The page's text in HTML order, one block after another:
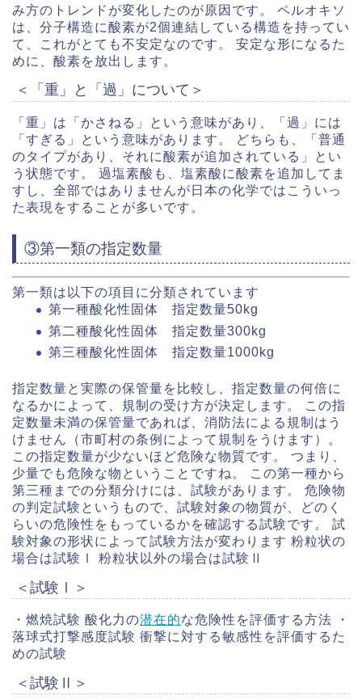
み方のトレンドが変化したのが原因です。 ペルオキソ
は、分子構造に酸素が2個連結している構造を持ってい
て、これがとても不安定なのです。 安定な形になるた
めに、酸素を放出します。
＜「重」と「過」について＞
「重」は「かさねる」という意味があり、「過」には
「すぎる」という意味があります。 どちらも、「普通
のタイプがあり、それに酸素が追加されている」とい
う状態です。 過塩素酸も、塩素酸に酸素を追加してま
すし、全部ではありませんが日本の化学ではこういっ
た表現をすることが多いです。
③第一類の指定数量
第一類は以下の項目に分類されています
第一種酸化性固体 指定数量50kg
第二種酸化性固体 指定数量300kg
第三種酸化性固体 指定数量1000kg
指定数量と実際の保管量を比較し、指定数量の何倍に
なるかによって、規制の受け方が決定します。 この指
定数量未満の保管量であれば、消防法による規制はう
けません（市町村の条例によって規制をうけます）。
この指定数量が少ないほど危険な物質です。 つまり、
少量でも危険な物ということですね。 この第一種から
第三種までの分類分けには、試験があります。 危険物
の判定試験というもので、試験対象の物質が、どのく
らいの危険性をもっているかを確認する試験です。 試
験対象の形状によって試験方法が変わります 粉粒状の
場合は試験Ⅰ 粉粒状以外の場合は試験Ⅱ
＜試験Ⅰ＞
・燃焼試験 酸化力の潜在的な危険性を評価する方法 ・
落球式打撃感度試験 衝撃に対する敏感性を評価するた
めの試験
＜試験Ⅱ＞